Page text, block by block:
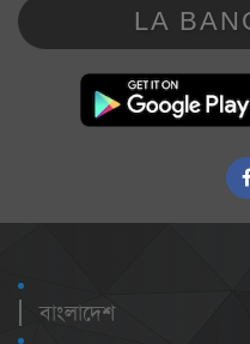
LA
বাংলাদেশ